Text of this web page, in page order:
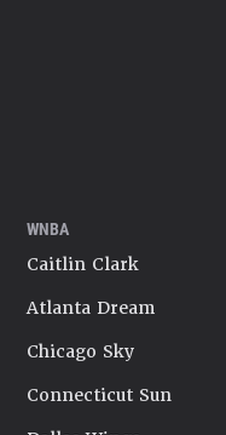
WNBA
Caitlin Clark
Atlanta Dream
Chicago Sky
Connecticut Sun